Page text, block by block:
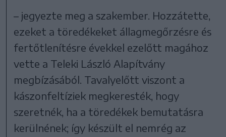
– jegyezte meg a szakember. Hozzátette,
ezeket a töredékeket állagmegőrzésre és
fertőtlenítésre évekkel ezelőtt magához
vette a Teleki László Alapítvány
megbízásából. Tavalyelőtt viszont a
kászonfeltíziek megkeresték, hogy
szeretnék, ha a töredékek bemutatásra
kerülnének; így készült el nemrég az